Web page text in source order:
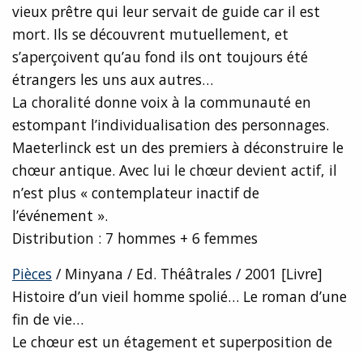
vieux prêtre qui leur servait de guide car il est
mort. Ils se découvrent mutuellement, et
s’aperçoivent qu’au fond ils ont toujours été
étrangers les uns aux autres…
La choralité donne voix à la communauté en
estompant l’individualisation des personnages.
Maeterlinck est un des premiers à déconstruire le
chœur antique. Avec lui le chœur devient actif, il
n’est plus « contemplateur inactif de
l’événement ».
Distribution : 7 hommes + 6 femmes
Pièces / Minyana / Ed. Théâtrales / 2001 [Livre]
Histoire d’un vieil homme spolié… Le roman d’une
fin de vie…
Le chœur est un étagement et superposition de